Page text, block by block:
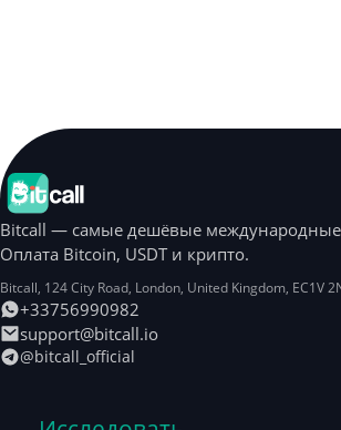
Bitcall — самые дешёвые международные
Оплата Bitcoin, USDT и крипто.
Bitcall, 124 City Road, London, United Kingdom, EC1V
+33756990982
support@bitcall.io
@bitcall_official